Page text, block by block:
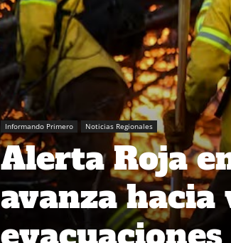
Informando Primero Noticias Regionales
Alerta Roja
avanza